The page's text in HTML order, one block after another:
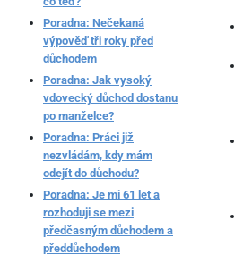
Poradna: Nečekaná
výpověď tři roky před
důchodem
Poradna: Jak vysoký
vdovecký důchod dostanu
po manželce?
Poradna: Práci již
nezvládám, kdy mám
odejít do důchodu?
Poradna: Je mi 61 let a
rozhoduji se mezi
předčasným důchodem a
předdůchodem